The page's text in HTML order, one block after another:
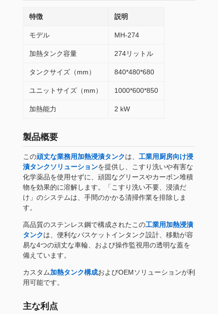
特徴 説明
モデル MH-274
加熱タンク容量 274リットル
タンクサイズ（mm） 840*480*680
ユニットサイズ（mm） 1000*600*850
加熱能力 2 kW
製品概要
この頑丈な業務用加熱浸漬タンクは、 工業用厨房向け浸
漬タンクソリューションを提供し、こすり洗いや有害な
化学薬品を使用せずに、頑固なグリースやカーボン堆積
物を効果的に溶解します。「こすり洗い不要、浸漬だ
け」のシステムは、手間のかかる清掃作業を排除しま
す。
高品質のステンレス鋼で構成されたこの工業用加熱浸漬
タンクは、便利なバスケットインタンク設計、移動が容
易な4つの頑丈な車輪、および操作監視用の透明な蓋を
備えています。
カスタム加熱タンク構成およびOEMソリューションが利
用可能です。
主な利点